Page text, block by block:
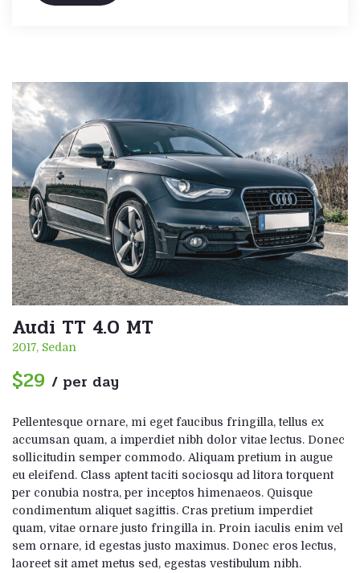
Audi TT 4.0 MT
2017, Sedan
$29 / per day
Pellentesque ornare, mi eget faucibus fringilla, tellus ex
accumsan quam, a imperdiet nibh dolor vitae lectus. Donec
sollicitudin semper commodo. Aliquam pretium in augue
eu eleifend. Class aptent taciti sociosqu ad litora torquent
per conubia nostra, per inceptos himenaeos. Quisque
condimentum aliquet sagittis. Cras pretium imperdiet
quam, vitae ornare justo fringilla in. Proin iaculis enim vel
sem ornare, id egestas justo maximus. Donec eros lectus,
laoreet sit amet metus sed, egestas vestibulum nibh.